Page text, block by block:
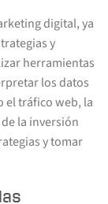
digital, ya
y
herramientas
los datos
el tráfico web, la
la inversión
y tomar